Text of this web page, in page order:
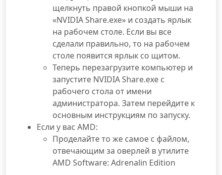
щелкнуть правой кнопкой мыши на
«NVIDIA Share.exe» и создать ярлык
на рабочем столе. Если вы все
сделали правильно, то на рабочем
столе появится ярлык со щитом.
Теперь перезагрузите компьютер и
запустите NVIDIA Share.exe с
рабочего стола от имени
администратора. Затем перейдите к
основным инструкциям по запуску.
Если у вас AMD:
Проделайте то же самое с файлом,
отвечающим за оверлей в утилите
AMD Software: Adrenalin Edition